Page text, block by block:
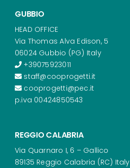
GUBBIO
HEAD OFFICE
Via Thomas Alva Edison, 5
06024 Gubbio (PG) Italy
+39075923011
staff@cooprogetti.it
cooprogetti@pec.it
p.iva 00424850543
REGGIO CALABRIA
Via Quarnaro I, 6 – Gallico
89135 Reggio Calabria (RC) Italy